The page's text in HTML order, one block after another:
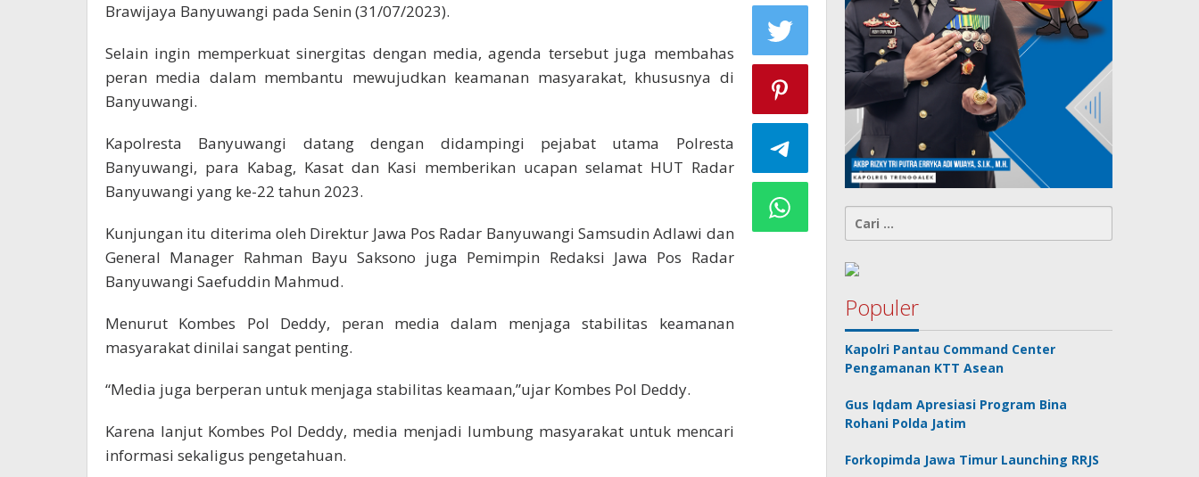
Brawijaya Banyuwangi pada Senin (31/07/2023).
Selain ingin memperkuat sinergitas dengan media, agenda tersebut juga membahas
peran media dalam membantu mewujudkan keamanan masyarakat, khususnya di
Banyuwangi.
Kapolresta Banyuwangi datang dengan didampingi pejabat utama Polresta
Banyuwangi, para Kabag, Kasat dan Kasi memberikan ucapan selamat HUT Radar
Banyuwangi yang ke-22 tahun 2023.
Kunjungan itu diterima oleh Direktur Jawa Pos Radar Banyuwangi Samsudin Adlawi dan
General Manager Rahman Bayu Saksono juga Pemimpin Redaksi Jawa Pos Radar
Banyuwangi Saefuddin Mahmud.
Menurut Kombes Pol Deddy, peran media dalam menjaga stabilitas keamanan
masyarakat dinilai sangat penting.
“Media juga berperan untuk menjaga stabilitas keamaan,”ujar Kombes Pol Deddy.
Karena lanjut Kombes Pol Deddy, media menjadi lumbung masyarakat untuk mencari
informasi sekaligus pengetahuan.
untuk:
Populer
Kapolri Pantau Command Center
Pengamanan KTT Asean
Gus Iqdam Apresiasi Program Bina
Rohani Polda Jatim
Forkopimda Jawa Timur Launching RRJS